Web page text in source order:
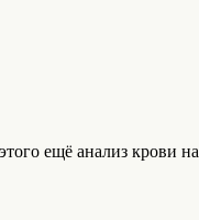
ещё анализ крови на